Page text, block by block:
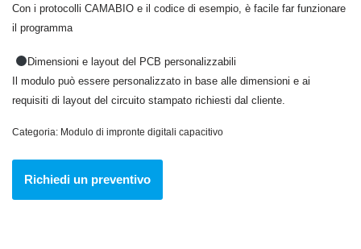
Con i protocolli CAMABIO e il codice di esempio, è facile far funzionare
il programma
Dimensioni e layout del PCB personalizzabili
Il modulo può essere personalizzato in base alle dimensioni e ai
requisiti di layout del circuito stampato richiesti dal cliente.
Categoria: Modulo di impronte digitali capacitivo
Richiedi un preventivo